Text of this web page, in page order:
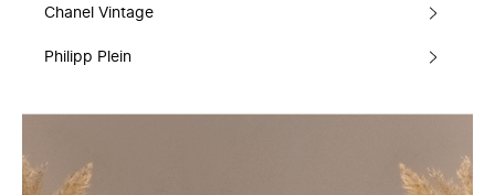
Chanel Vintage
Philipp Plein